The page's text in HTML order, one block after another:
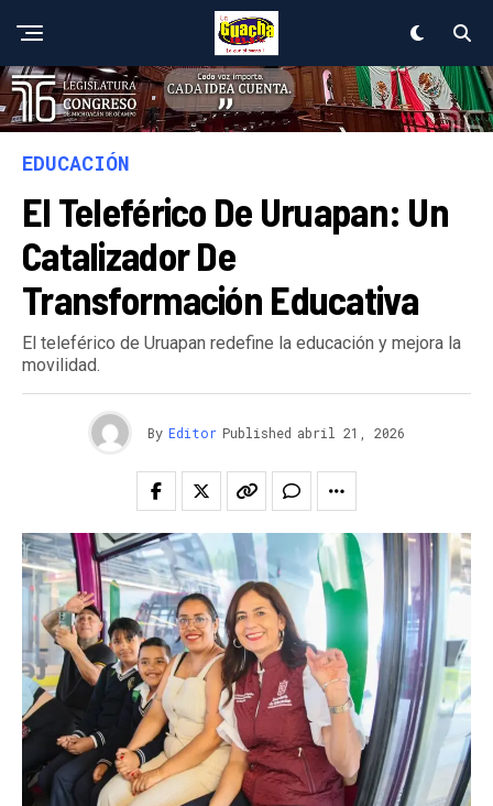
EDUCACIÓN
El Teleférico De Uruapan: Un
Catalizador De
Transformación Educativa
El teleférico de Uruapan redefine la educación y mejora la
movilidad.
By Editor Published abril 21, 2026